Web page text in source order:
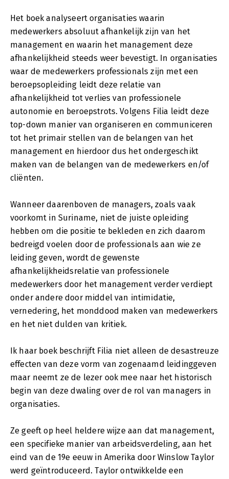
Het boek analyseert organisaties waarin
medewerkers absoluut afhankelijk zijn van het
management en waarin het management deze
afhankelijkheid steeds weer bevestigt. In organisaties
waar de medewerkers professionals zijn met een
beroepsopleiding leidt deze relatie van
afhankelijkheid tot verlies van professionele
autonomie en beroepstrots. Volgens Filia leidt deze
top-down manier van organiseren en communiceren
tot het primair stellen van de belangen van het
management en hierdoor dus het ondergeschikt
maken van de belangen van de medewerkers en/of
cliënten.
Wanneer daarenboven de managers, zoals vaak
voorkomt in Suriname, niet de juiste opleiding
hebben om die positie te bekleden en zich daarom
bedreigd voelen door de professionals aan wie ze
leiding geven, wordt de gewenste
afhankelijkheidsrelatie van professionele
medewerkers door het management verder verdiept
onder andere door middel van intimidatie,
vernedering, het monddood maken van medewerkers
en het niet dulden van kritiek.
Ik haar boek beschrijft Filia niet alleen de desastreuze
effecten van deze vorm van zogenaamd leidinggeven
maar neemt ze de lezer ook mee naar het historisch
begin van deze dwaling over de rol van managers in
organisaties.
Ze geeft op heel heldere wijze aan dat management,
een specifieke manier van arbeidsverdeling, aan het
eind van de 19e eeuw in Amerika door Winslow Taylor
werd geïntroduceerd. Taylor ontwikkelde een